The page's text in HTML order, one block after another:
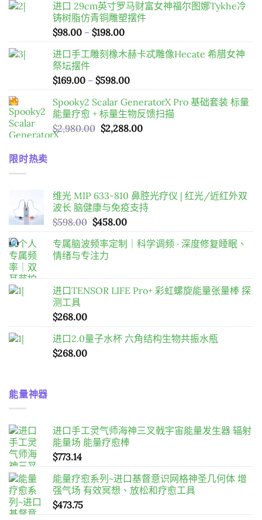
$598.00。$458.00。
$98.00 – $198.00價
格
範
$98.00
$198.00
进口手工雕刻橡木赫卡忒雕像Hecate 希腊女神
祭坛摆件
$169.00 – $598.00價
範
$169.00
到
$598.00
Spooky2 Scalar GeneratorX Pro 基础套装
能量疗愈 + 标量生物反馈扫描
$2,980.00 原
始
價
$2,288.00目
前
價
限时热卖
$598.00 原
始
價
$598.00。
$458.00目
前
價
$458.00。
专属脑波频率定制｜科学调频 · 深度修复睡眠、
情绪与专注力
$268.00
进口2.0量子水杯 六角结构生物共振水瓶
$773.14
能量疗愈系列~进口基督意识网格神圣几何体 增
强气场 有效冥想、放松和疗愈工具
$473.75
能量疗愈系列~美国进口24K金头戴能量金字塔
【4个以太晶体加强放大疗愈能量】